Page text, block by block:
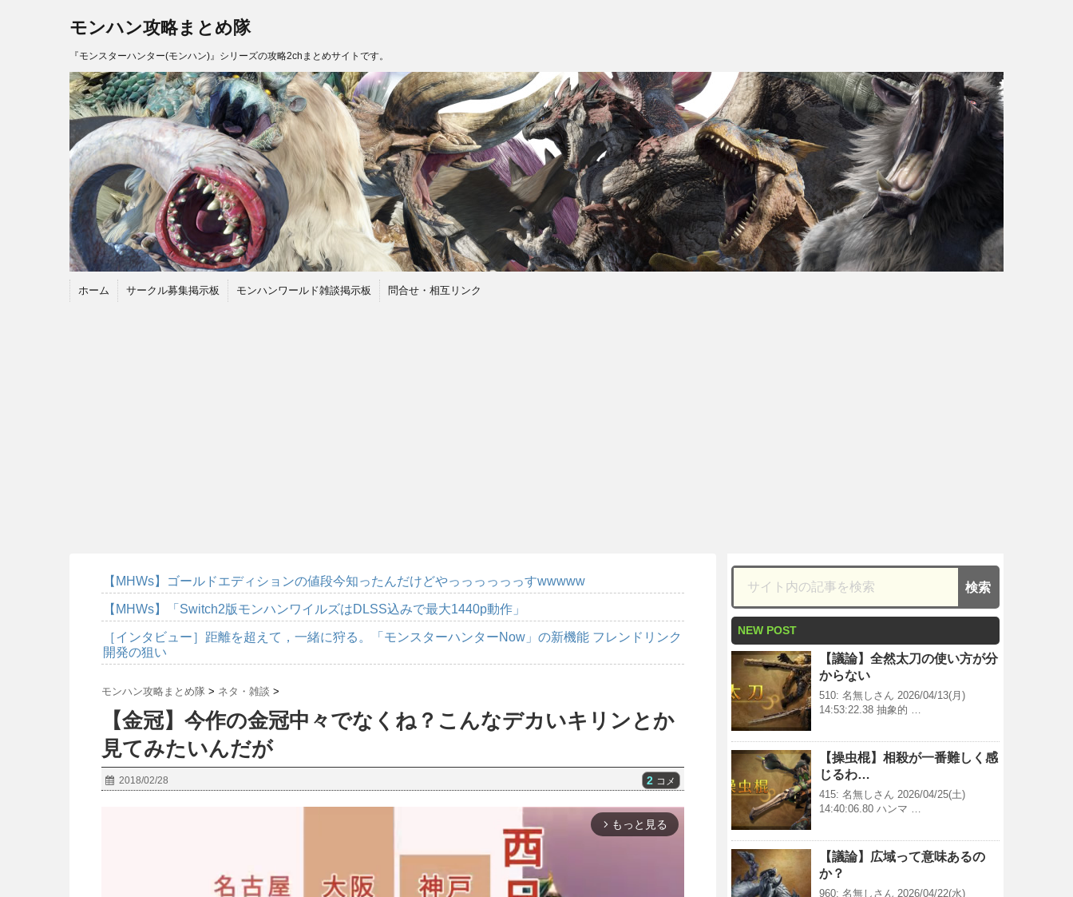
モンハン攻略まとめ隊
『モンスターハンター(モンハン)』シリーズの攻略2chまとめサイトです。
ホーム サークル募集掲示板 モンハンワールド雑談掲示板 問合せ・相互リンク
【MHWs】ゴールドエディションの値段今知ったんだけどやっっっっっっすwwwww
【MHWs】「Switch2版モンハンワイルズはDLSS込みで最大1440p動作」
［インタビュー］距離を超えて，一緒に狩る。「モンスターハンターNow」の新機能 フレンドリンク
開発の狙い
モンハン攻略まとめ隊 > ネタ・雑談 >
【金冠】今作の金冠中々でなくね？こんなデカいキリンとか
見てみたいんだが
2018/02/28 2 コメ
arrow_forward_ios もっと見る
NEW POST
【議論】全然太刀の使い方が分
からない
510: 名無しさん 2026/04/13(月)
14:53:22.38 抽象的 …
【操虫棍】相殺が一番難しく感
じるわ…
415: 名無しさん 2026/04/25(土)
14:40:06.80 ハンマ …
【議論】広域って意味あるの
か？
960: 名無しさん 2026/04/22(水)